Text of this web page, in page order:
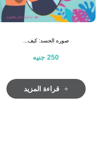
صوره الجسد: كيف...
250 جنيه
قراءة المزيد